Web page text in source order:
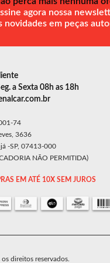
agora nossa
novidades em peças
a Sexta 08h as 18h
74
3636
-SP, 07413-000
NÃO PERMITIDA)
EM ATÉ 10X SEM JUROS
direitos reservados.